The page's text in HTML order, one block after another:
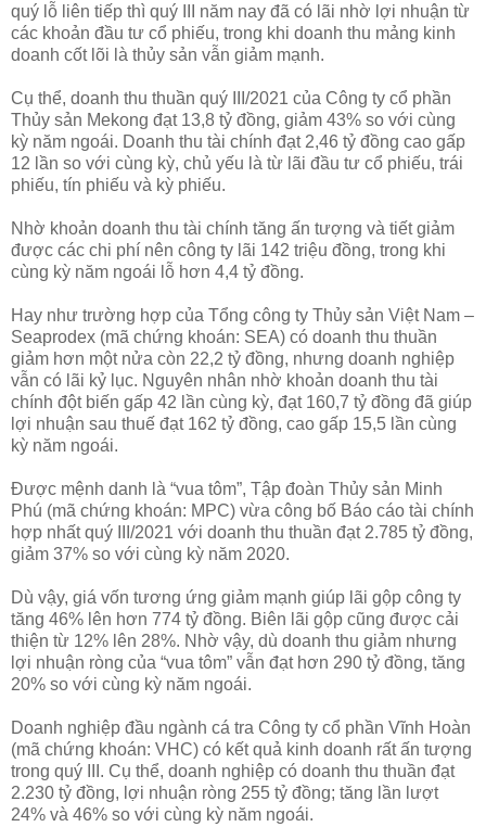
quý lỗ liên tiếp thì quý III năm nay đã có lãi nhờ lợi nhuận từ
các khoản đầu tư cổ phiếu, trong khi doanh thu mảng kinh
doanh cốt lõi là thủy sản vẫn giảm mạnh.
Cụ thể, doanh thu thuần quý III/2021 của Công ty cổ phần
Thủy sản Mekong đạt 13,8 tỷ đồng, giảm 43% so với cùng
kỳ năm ngoái. Doanh thu tài chính đạt 2,46 tỷ đồng cao gấp
12 lần so với cùng kỳ, chủ yếu là từ lãi đầu tư cổ phiếu, trái
phiếu, tín phiếu và kỳ phiếu.
Nhờ khoản doanh thu tài chính tăng ấn tượng và tiết giảm
được các chi phí nên công ty lãi 142 triệu đồng, trong khi
cùng kỳ năm ngoái lỗ hơn 4,4 tỷ đồng.
Hay như trường hợp của Tổng công ty Thủy sản Việt Nam –
Seaprodex (mã chứng khoán: SEA) có doanh thu thuần
giảm hơn một nửa còn 22,2 tỷ đồng, nhưng doanh nghiệp
vẫn có lãi kỷ lục. Nguyên nhân nhờ khoản doanh thu tài
chính đột biến gấp 42 lần cùng kỳ, đạt 160,7 tỷ đồng đã giúp
lợi nhuận sau thuế đạt 162 tỷ đồng, cao gấp 15,5 lần cùng
kỳ năm ngoái.
Được mệnh danh là “vua tôm”, Tập đoàn Thủy sản Minh
Phú (mã chứng khoán: MPC) vừa công bố Báo cáo tài chính
hợp nhất quý III/2021 với doanh thu thuần đạt 2.785 tỷ đồng,
giảm 37% so với cùng kỳ năm 2020.
Dù vậy, giá vốn tương ứng giảm mạnh giúp lãi gộp công ty
tăng 46% lên hơn 774 tỷ đồng. Biên lãi gộp cũng được cải
thiện từ 12% lên 28%. Nhờ vậy, dù doanh thu giảm nhưng
lợi nhuận ròng của “vua tôm” vẫn đạt hơn 290 tỷ đồng, tăng
20% so với cùng kỳ năm ngoái.
Doanh nghiệp đầu ngành cá tra Công ty cổ phần Vĩnh Hoàn
(mã chứng khoán: VHC) có kết quả kinh doanh rất ấn tượng
trong quý III. Cụ thể, doanh nghiệp có doanh thu thuần đạt
2.230 tỷ đồng, lợi nhuận ròng 255 tỷ đồng; tăng lần lượt
24% và 46% so với cùng kỳ năm ngoái.